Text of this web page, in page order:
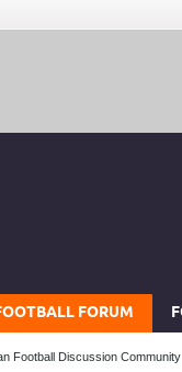
FORUM
Football Discussion Community